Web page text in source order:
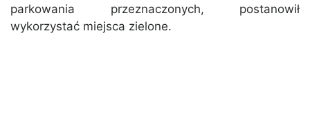
parkowania przeznaczonych, postanowił
wykorzystać miejsca zielone.